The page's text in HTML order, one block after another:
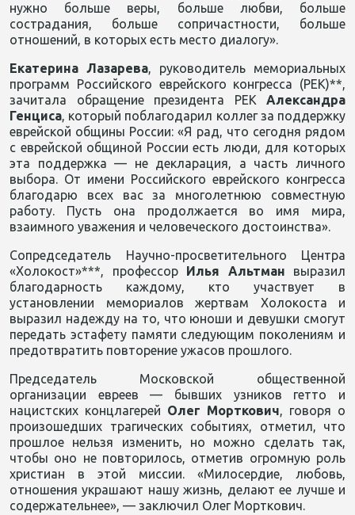
нужно больше веры, больше любви, больше
сострадания, больше сопричастности, больше
отношений, в которых есть место диалогу».
Екатерина Лазарева, руководитель мемориальных
программ Российского еврейского конгресса (РЕК)**,
зачитала обращение президента РЕК Александра
Генциса, который поблагодарил коллег за поддержку
еврейской общины России: «Я рад, что сегодня рядом
с еврейской общиной России есть люди, для которых
эта поддержка — не декларация, а часть личного
выбора. От имени Российского еврейского конгресса
благодарю всех вас за многолетнюю совместную
работу. Пусть она продолжается во имя мира,
взаимного уважения и человеческого достоинства».
Сопредседатель Научно-просветительного Центра
«Холокост»***, профессор Илья Альтман выразил
благодарность каждому, кто участвует в
установлении мемориалов жертвам Холокоста и
выразил надежду на то, что юноши и девушки смогут
передать эстафету памяти следующим поколениям и
предотвратить повторение ужасов прошлого.
Председатель Московской общественной
организации евреев — бывших узников гетто и
нацистских концлагерей Олег Морткович, говоря о
произошедших трагических событиях,
отметил, что
прошлое нельзя изменить, но можно сделать так,
чтобы оно не повторилось, отметив огромную роль
христиан в этой миссии. «Милосердие, любовь,
отношения украшают нашу жизнь, делают ее лучше и
содержательнее», — заключил Олег Морткович.